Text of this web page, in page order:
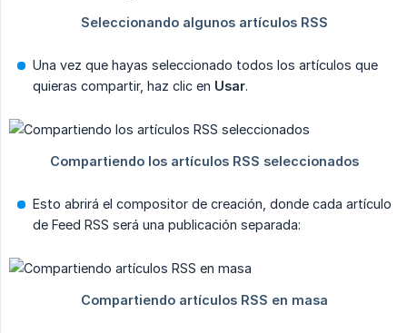
Una vez que hayas seleccionado todos los artículos que
quieras compartir, haz clic en Usar.
Esto abrirá el compositor de creación, donde cada artículo
de Feed RSS será una publicación separada: